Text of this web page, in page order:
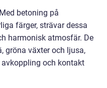
betoning på
färger, strävar dessa
harmonisk atmosfär. De
gröna växter och ljusa,
och kontakt